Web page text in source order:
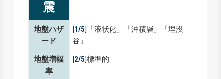
震
地盤ハザ
ード
[1/5]「液状化」「沖積層」「埋没
谷」
地盤増幅
率
[2/5]標準的